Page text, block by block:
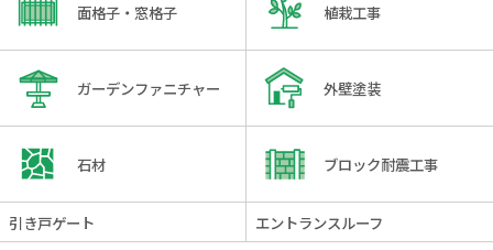
面格子・窓格子 植栽工事
ガーデンファニチャー 外壁塗装
石材 ブロック耐震工事
引き戸ゲート エントランスルーフ